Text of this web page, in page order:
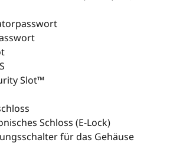
Sie CAD und
für eine schnellere
3D-Modellierung, BIM-
komplexe Simulationen.
durch unabhängige
(ISV) sorgen für
geschäftskritische AEC-
und helfen
Slot™
Schloss (E-Lock)
für das Gehäuse